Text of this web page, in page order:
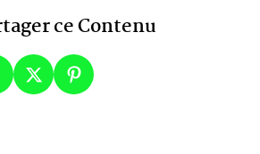
ce Contenu